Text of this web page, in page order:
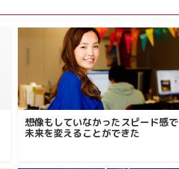
想像もしていなかったスピード感で
未来を変えることができた